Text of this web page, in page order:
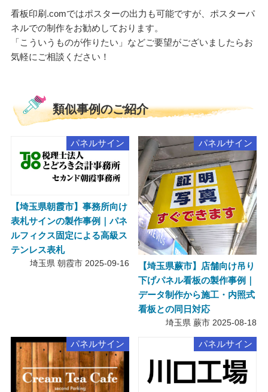
看板印刷.comではポスターの出力も可能ですが、ポスターパ
ネルでの制作をお勧めしております。
「こういうものが作りたい」などご要望がございましたらお
気軽にご相談ください！
類似事例のご紹介
パネルサイン
【埼玉県朝霞市】事務所向け
表札サインの製作事例｜パネ
ルフィクス固定による高級ス
テンレス表札
埼玉県 朝霞市 2025-09-16
パネルサイン
【埼玉県蕨市】店舗向け吊り
下げパネル看板の製作事例｜
データ制作から施工・内照式
看板との同日対応
埼玉県 蕨市 2025-08-18
パネルサイン パネルサイン